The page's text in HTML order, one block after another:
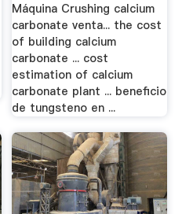
Máquina Crushing calcium
carbonate venta... the cost
of building calcium
carbonate ... cost
estimation of calcium
carbonate plant ... beneficio
de tungsteno en ...